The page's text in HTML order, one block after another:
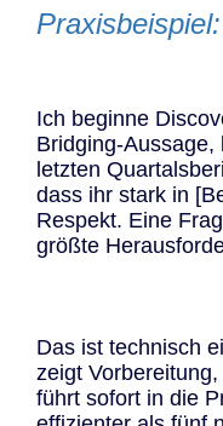
Ich beginne
Bridging-Aussage,
letzten
dass ihr stark in
Respekt. Eine
größte
Das ist technisch
zeigt
führt sofort in die